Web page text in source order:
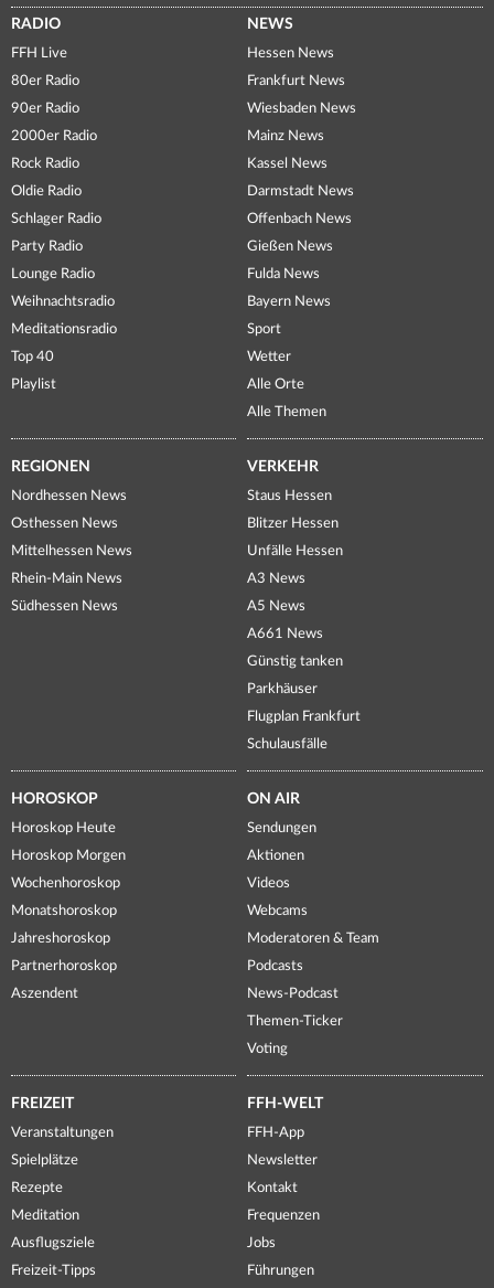
RADIO
FFH Live
80er Radio
90er Radio
2000er Radio
Rock Radio
Oldie Radio
Schlager Radio
Party Radio
Lounge Radio
Weihnachtsradio
Meditationsradio
Top 40
Playlist
NEWS
Hessen News
Frankfurt News
Wiesbaden News
Mainz News
Kassel News
Darmstadt News
Offenbach News
Gießen News
Fulda News
Bayern News
Sport
Wetter
Alle Orte
Alle Themen
REGIONEN
Nordhessen News
Osthessen News
Mittelhessen News
Rhein-Main News
Südhessen News
VERKEHR
Staus Hessen
Blitzer Hessen
Unfälle Hessen
A3 News
A5 News
A661 News
Günstig tanken
Parkhäuser
Flugplan Frankfurt
Schulausfälle
HOROSKOP
Horoskop Heute
Horoskop Morgen
Wochenhoroskop
Monatshoroskop
Jahreshoroskop
Partnerhoroskop
Aszendent
ON AIR
Sendungen
Aktionen
Videos
Webcams
Moderatoren & Team
Podcasts
News-Podcast
Themen-Ticker
Voting
FREIZEIT
Veranstaltungen
Spielplätze
Rezepte
Meditation
Ausflugsziele
Freizeit-Tipps
FFH-WELT
FFH-App
Newsletter
Kontakt
Frequenzen
Jobs
Führungen